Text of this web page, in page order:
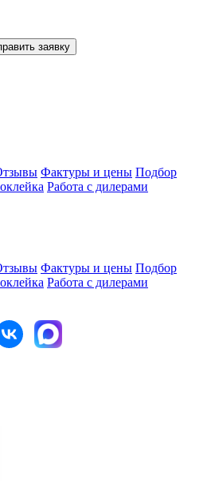
заявку
Фактуры и цены Подбор
Работа с дилерами
Фактуры и цены Подбор
Работа с дилерами